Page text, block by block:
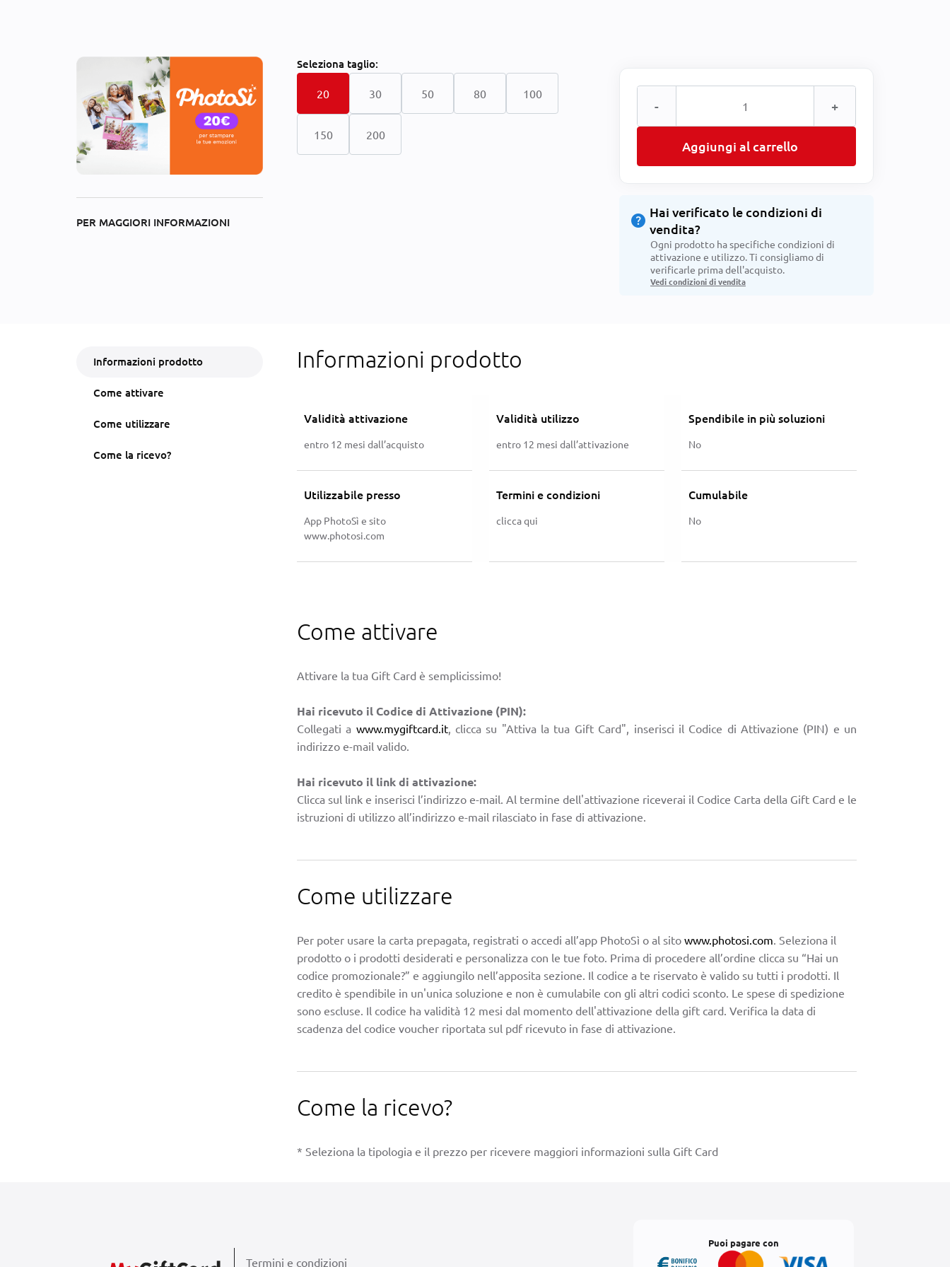
PER MAGGIORI INFORMAZIONI
Seleziona taglio:
20 30 50 80 100
150 200
- +
Aggiungi al carrello
help Hai verificato le condizioni di
vendita?
Ogni prodotto ha specifiche condizioni di
attivazione e utilizzo. Ti consigliamo di
verificarle prima dell'acquisto.
Vedi condizioni di vendita
Informazioni prodotto
Come attivare
Come utilizzare
Come la ricevo?
Informazioni prodotto
Validità attivazione
entro 12 mesi dall’acquisto
Validità utilizzo
entro 12 mesi dall’attivazione
Spendibile in più soluzioni
No
Utilizzabile presso
App PhotoSì e sito
www.photosi.com
Termini e condizioni
clicca qui
Cumulabile
No
Come attivare
Attivare la tua Gift Card è semplicissimo!
Hai ricevuto il Codice di Attivazione (PIN):
Collegati a www.mygiftcard.it, clicca su "Attiva la tua Gift Card", inserisci il Codice di Attivazione (PIN) e un
indirizzo e-mail valido.
Hai ricevuto il link di attivazione:
Clicca sul link e inserisci l’indirizzo e-mail. Al termine dell'attivazione riceverai il Codice Carta della Gift Card e le
istruzioni di utilizzo all’indirizzo e-mail rilasciato in fase di attivazione.
Come utilizzare
Per poter usare la carta prepagata, registrati o accedi all’app PhotoSì o al sito www.photosi.com . Seleziona il
prodotto o i prodotti desiderati e personalizza con le tue foto. Prima di procedere all’ordine clicca su “Hai un
codice promozionale?” e aggiungilo nell’apposita sezione. Il codice a te riservato è valido su tutti i prodotti. Il
credito è spendibile in un'unica soluzione e non è cumulabile con gli altri codici sconto. Le spese di spedizione
sono escluse. Il codice ha validità 12 mesi dal momento dell'attivazione della gift card. Verifica la data di
scadenza del codice voucher riportata sul pdf ricevuto in fase di attivazione.
Come la ricevo?
* Seleziona la tipologia e il prezzo per ricevere maggiori informazioni sulla Gift Card
Termini e condizioni
Puoi pagare con